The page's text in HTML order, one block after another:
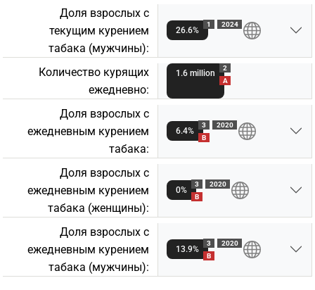
Доля взрослых с
текущим курением
табакa (мужчины):
26.6%
1 2024
Количество курящих
ежедневно:
1.6 million
2
A
Доля взрослых с
ежедневным курением
табакa:
6.4%
3
B
2020
Доля взрослых с
ежедневным курением
табакa (женщины):
0%
3
B
2020
Доля взрослых с
ежедневным курением
табакa (мужчины):
13.9%
3
B
2020